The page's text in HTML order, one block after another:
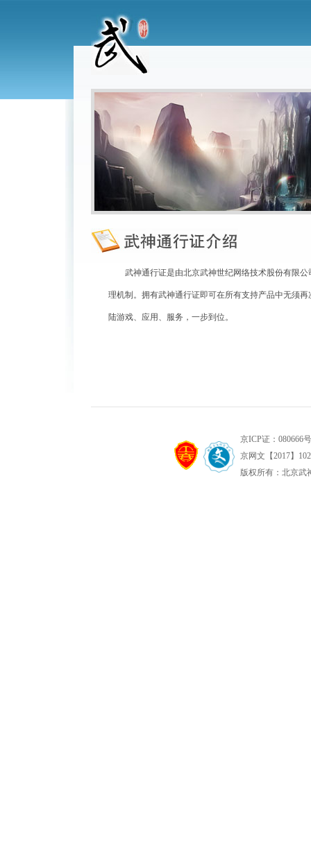
武神通行证是由北京武神世纪网络技术股份有限公
理机制。拥有武神通行证即可在所有支持产品中无须再
陆游戏、应用、服务，一步到位。
京ICP证：080666
京网文【2017】
版权所有：北京